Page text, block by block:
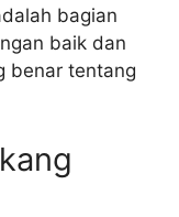
bagian
baik dan
benar tentang